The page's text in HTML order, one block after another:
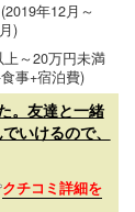
年12月～
)
上～20万円未満
事+宿泊費)
。友達と一緒
いけるので、
クチコミ詳細を